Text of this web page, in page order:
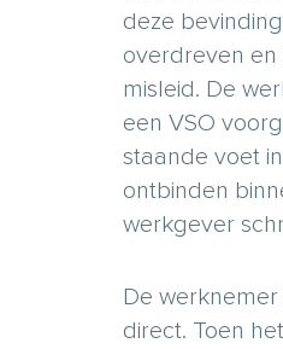
deze
overdreven
misleid. De
een VSO
staande voet
ontbinden
werkgever
De
direct. Toen